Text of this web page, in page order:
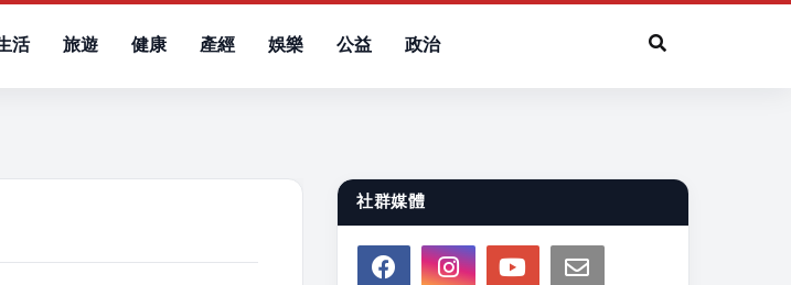
活 旅遊 健康 產經 娛樂 公益 政治
社群媒體